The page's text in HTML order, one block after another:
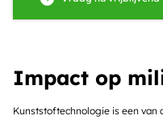
Impact op
Kunststoftechnologie is een van